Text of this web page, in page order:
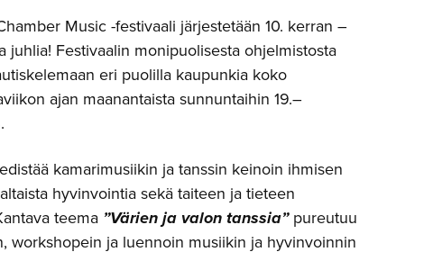
Music -festivaali järjestetään 10. kerran –
juhlia! Festivaalin monipuolisesta ohjelmistosta
eri puolilla kaupunkia koko
ajan maanantaista sunnuntaihin 19.–
kamarimusiikin ja tanssin keinoin ihmisen
hyvinvointia sekä taiteen ja tieteen
teema ”Värien ja valon tanssia”pureutuu
workshopein ja luennoin musiikin ja hyvinvoinnin